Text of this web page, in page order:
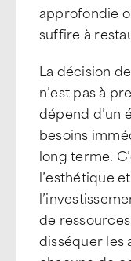
approfondie
suffire à
La décision
n’est pas à
dépend d’un
besoins
long terme.
l’esthétique
de
disséquer les